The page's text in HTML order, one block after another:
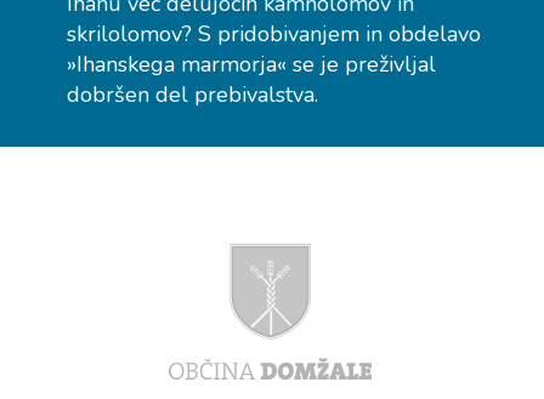
skrilolomov? S pridobivanjem in obdelavo
»Ihanskega marmorja« se je preživljal
dobršen del prebivalstva.